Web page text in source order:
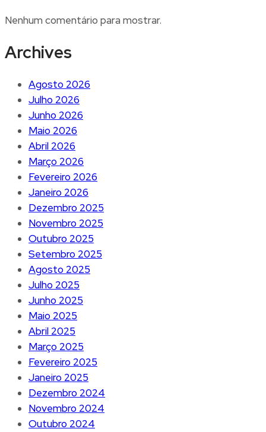
Nenhum comentário para mostrar.
Archives
Agosto 2026
Julho 2026
Junho 2026
Maio 2026
Abril 2026
Março 2026
Fevereiro 2026
Janeiro 2026
Dezembro 2025
Novembro 2025
Outubro 2025
Setembro 2025
Agosto 2025
Julho 2025
Junho 2025
Maio 2025
Abril 2025
Março 2025
Fevereiro 2025
Janeiro 2025
Dezembro 2024
Novembro 2024
Outubro 2024